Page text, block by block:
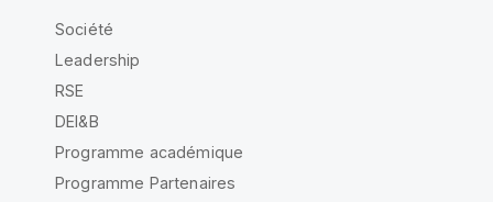
Société
Leadership
RSE
DEI&B
Programme académique
Programme Partenaires